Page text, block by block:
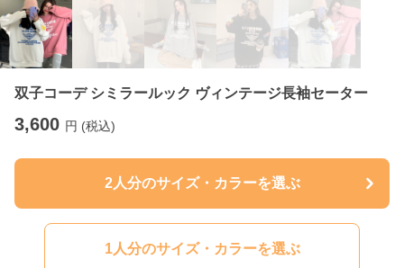
双子コーデ シミラールック ヴィンテージ長袖セーター
3,600 円 (税込)
2人分のサイズ・カラーを選ぶ
1人分のサイズ・カラーを選ぶ